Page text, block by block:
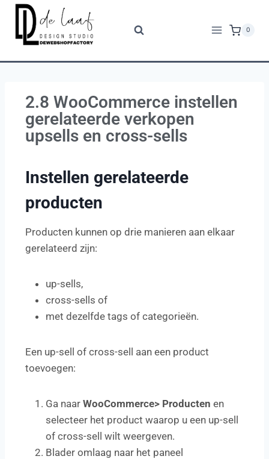
0
2.8 WooCommerce instellen
gerelateerde verkopen
upsells en cross-sells
Instellen gerelateerde
producten
Producten kunnen op drie manieren aan elkaar
gerelateerd zijn:
up-sells,
cross-sells of
met dezelfde tags of categorieën.
Een up-sell of cross-sell aan een product
toevoegen:
Ga naar WooCommerce> Producten en
selecteer het product waarop u een up-sell
of cross-sell wilt weergeven.
Blader omlaag naar het paneel